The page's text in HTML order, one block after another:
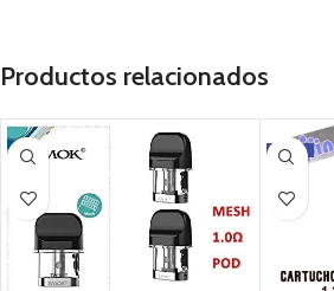
Productos relacionados
-12%